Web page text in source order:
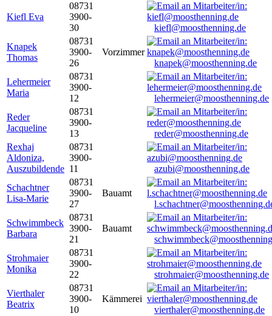
Kiefl Eva
08731
3900-
30
kiefl@moosthenning.de
Knapek
Thomas
08731
3900-
26
Vorzimmer
knapek@moosthenning.de
Lehermeier
Maria
08731
3900-
12
lehermeier@moosthenning.de
Reder
Jacqueline
08731
3900-
13
reder@moosthenning.de
Rexhaj
Aldoniza,
Auszubildende
08731
3900-
11
azubi@moosthenning.de
Schachtner
Lisa-Marie
08731
3900-
27
Bauamt
Schwimmbeck
Barbara
08731
3900-
21
Bauamt
Strohmaier
Monika
08731
3900-
22
strohmaier@moosthenning.de
Vierthaler
Beatrix
08731
3900-
10
Kämmerei
vierthaler@moosthenning.de